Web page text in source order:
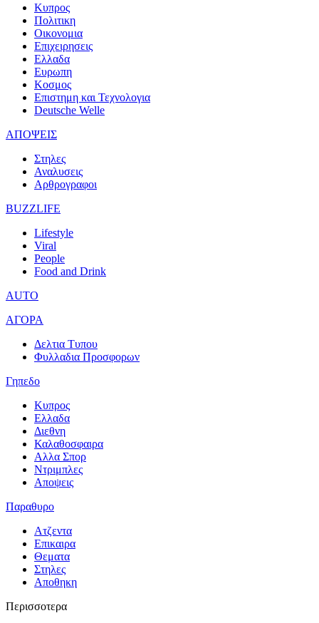
Κυπρος
Πολιτικη
Οικονομια
Επιχειρησεις
Ελλαδα
Ευρωπη
Κοσμος
Επιστημη και Τεχνολογια
Deutsche Welle
ΑΠΟΨΕΙΣ
Στηλες
Αναλυσεις
Αρθρογραφοι
BUZZLIFE
Lifestyle
Viral
People
Food and Drink
AUTO
ΑΓΟΡΑ
Δελτια Τυπου
Φυλλαδια Προσφορων
Γηπεδο
Κυπρος
Ελλαδα
Διεθνη
Καλαθοσφαιρα
Αλλα Σπορ
Ντριμπλες
Αποψεις
Παραθυρο
Ατζεντα
Επικαιρα
Θεματα
Στηλες
Αποθηκη
Περισσοτερα